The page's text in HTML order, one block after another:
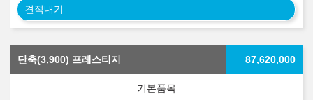
견적내기
단축(3,900) 프레스티지 87,620,000